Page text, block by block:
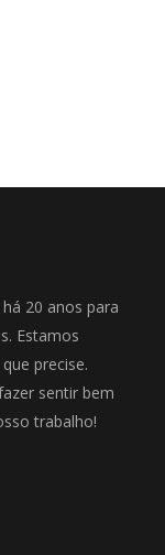
20 anos para
Estamos
precise.
sentir bem
trabalho!